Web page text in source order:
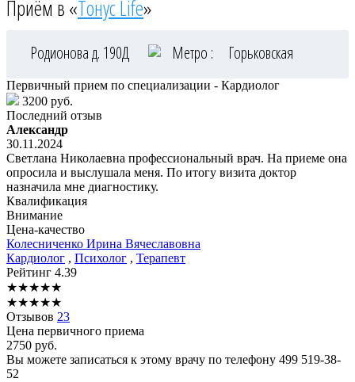
Приём в «Тонус Life»
Родионова д. 190Д Метро : Горьковская
Первичный прием по специализации - Кардиолог
3200 руб.
Последний отзыв
Александр
30.11.2024
Светлана Николаевна профессиональный врач. На приеме она
опросила и выслушала меня. По итогу визита доктор
назначила мне диагностику.
Квалификация
Внимание
Цена-качество
Колесниченко Ирина Вячеславовна
Кардиолог , Психолог , Терапевт
Рейтинг 4.39
★★★★★
★★★★★
Отзывов 23
Цена первичного приема
2750 руб.
Вы можете записаться к этому врачу по телефону 499 519-38-
52